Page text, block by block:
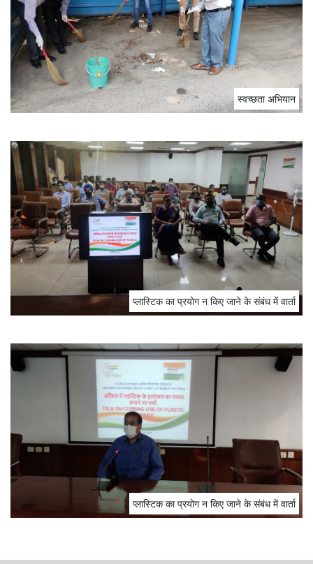
स्‍वच्‍छता अभियान
प्‍लास्टिक का प्रयोग न किए जाने के संबंध में वार्ता
प्‍लास्टिक का प्रयोग न किए जाने के संबंध में वार्ता